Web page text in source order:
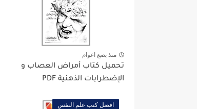
منذ بضع اعوام
تحميل كتاب أمراض العصاب و
الإضطرابات الذهنية PDF
افضل كتب علم النفس